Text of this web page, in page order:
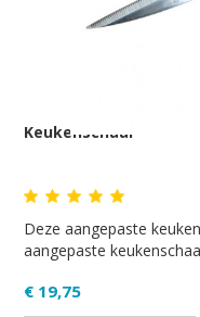
Keukenschaar
Deze aangepaste
aangepaste
€ 19,75